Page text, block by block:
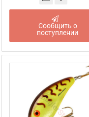
Сообщить о
поступлении